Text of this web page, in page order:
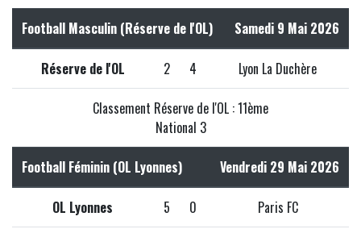
Football Masculin (Réserve de l'OL) Samedi 9 Mai 2026
Réserve de l'OL 2 4 Lyon La Duchère
Classement Réserve de l'OL : 11ème
National 3
Football Féminin (OL Lyonnes) Vendredi 29 Mai 2026
OL Lyonnes 5 0 Paris FC